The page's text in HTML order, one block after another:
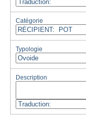
Catégorie
Typologie
Description